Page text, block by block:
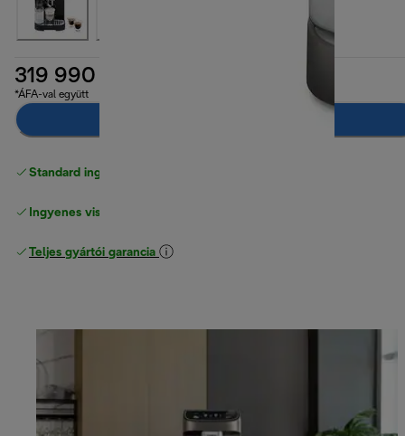
319 990 Ft
*ÁFA-val együtt
Standard ingyenes kiszállítás
Ingyenes visszaküldés
Teljes gyártói garancia